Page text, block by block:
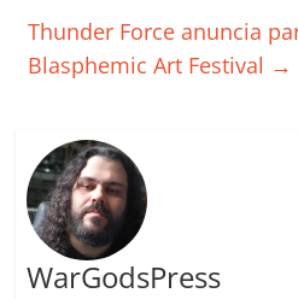
k
Thunder Force anuncia
Blasphemic Art Festival →
WarGodsPress